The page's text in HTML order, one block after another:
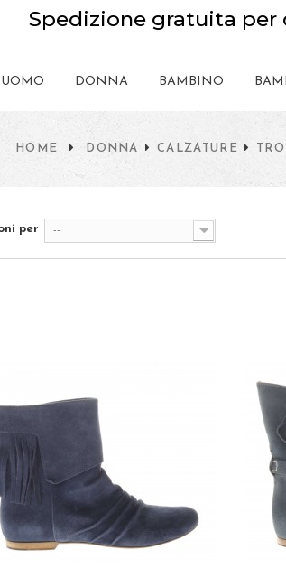
Spedizione gratuita per
UOMO DONNA BAMBINO
HOME DONNA CALZATURE
per --